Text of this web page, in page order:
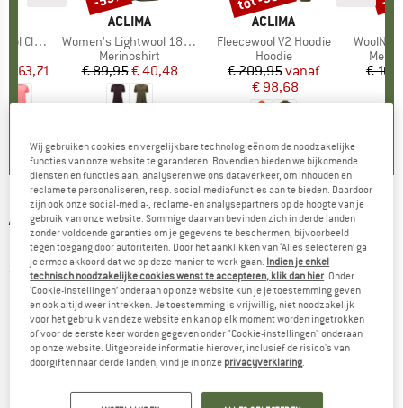
Tee
prijs
€ 63,71
MERK
ACLIMA
Artikel
Women's Lightwool 180 Loose Fit Tee W
Productgroep
Merinoshirt
Prijs
€ 89,95Verlaagde prijs
€ 40,48
MERK
ACLIMA
Artikel
Fleecewool V2 Hoodie
Productgroep
Hoodie
Prijs
€ 209,95Verlaagde prijs
vanaf
€ 98,68
Artikel
WoolNet
€
ACLIMA -Women's WoolNet Original T-Shirt -
Merino-ondergoed
(0)
Wij gebruiken cookies en vergelijkbare technologieën om de noodzakelijke
functies van onze website te garanderen. Bovendien bieden we bijkomende
diensten en functies aan, analyseren we ons dataverkeer, om inhouden en
reclame te personaliseren, resp. social-mediafuncties aan te bieden. Daardoor
zijn ook onze social-media-, reclame- en analysepartners op de hoogte van je
gebruik van onze website. Sommige daarvan bevinden zich in derde landen
zonder voldoende garanties om je gegevens te beschermen, bijvoorbeeld
tegen toegang door autoriteiten. Door het aanklikken van ‘Alles selecteren’ ga
je ermee akkoord dat we op deze manier te werk gaan. Indien je enkel
technisch noodzakelijke cookies wenst te accepteren, klik dan hier . Onder
‘Cookie-instellingen’ onderaan op onze website kun je je toestemming geven
en ook altijd weer intrekken. Je toestemming is vrijwillig, niet noodzakelijk
voor het gebruik van deze website en kan op elk moment worden ingetrokken
of voor de eerste keer worden gegeven onder "Cookie-instellingen" onderaan
op onze website. Uitgebreide informatie hierover, inclusief de risico's van
doorgiften naar derde landen, vind je in onze privacyverklaring